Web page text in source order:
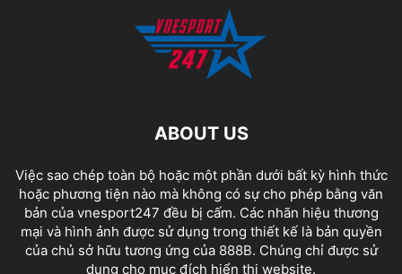
ABOUT US
Việc sao chép toàn bộ hoặc một phần dưới bất kỳ hình thức
hoặc phương tiện nào mà không có sự cho phép bằng văn
bản của vnesport247 đều bị cấm. Các nhãn hiệu thương
mại và hình ảnh được sử dụng trong thiết kế là bản quyền
của chủ sở hữu tương ứng của 888B. Chúng chỉ được sử
dụng cho mục đích hiển thị website.